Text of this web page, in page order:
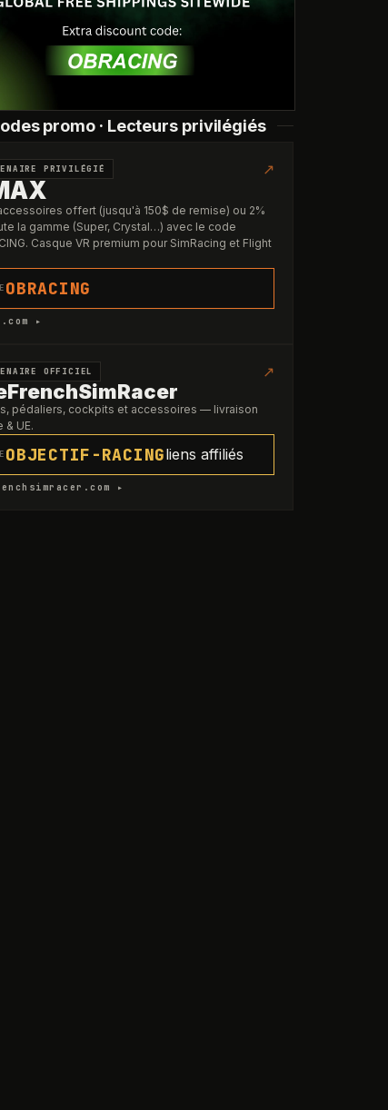
promo · Lecteurs privilégiés
PRIVILÉGIÉ ↗
offert (jusqu'à 150$ de remise) ou 2%
la gamme (Super, Crystal…) avec le code
Casque VR premium pour SimRacing et Flight
OBRACING
▸
OFFICIEL ↗
pédaliers, cockpits et accessoires — livraison
& UE.
OBJECTIF-RACINGliens affiliés
▸